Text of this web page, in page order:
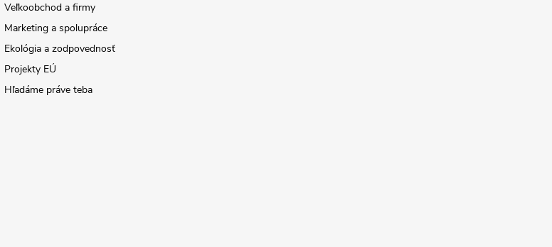
Veľkoobchod a firmy
Marketing a spolupráce
Ekológia a zodpovednosť
Projekty EÚ
Hľadáme práve teba